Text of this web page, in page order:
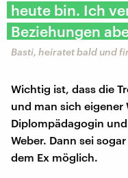
heute bin. Ich
Beziehungen
Basti, heiratet bald und
Wichtig ist, dass die
und man sich
Diplompädagogin
Weber. Dann sei
dem Ex möglich.